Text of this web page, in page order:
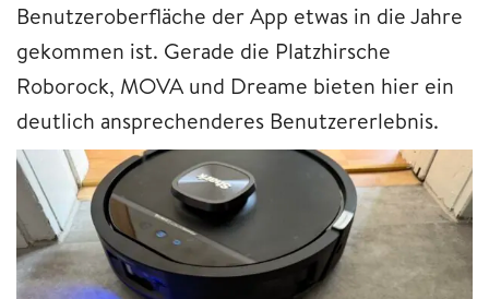
Benutzeroberfläche der App etwas in die Jahre
gekommen ist. Gerade die Platzhirsche
Roborock, MOVA und Dreame bieten hier ein
deutlich ansprechenderes Benutzererlebnis.